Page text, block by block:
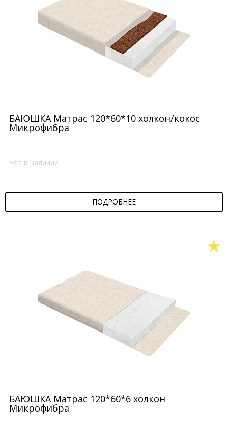
БАЮШКА Матрас 120*60*10 холкон/кокос
Микрофибра
Нет в наличии
ПОДРОБНЕЕ
БАЮШКА Матрас 120*60*6 холкон
Микрофибра